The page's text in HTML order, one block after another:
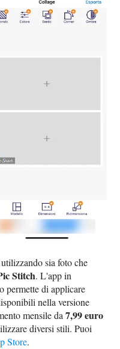
sia foto che
Stitch. L'app in
permette di applicare
nella versione
mensile da7,99 euro
diversi stili. Puoi
Store.